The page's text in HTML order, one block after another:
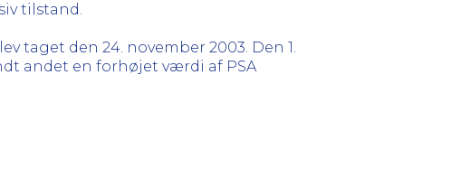
tilstand.
taget den 24. november 2003. Den 1.
andet en forhøjet værdi af PSA